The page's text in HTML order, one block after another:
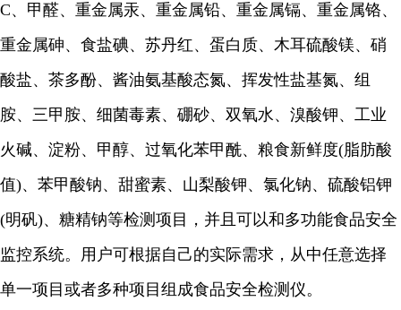
C、甲醛、重金属汞、重金属铅、重金属镉、重金属铬、
重金属砷、食盐碘、苏丹红、蛋白质、木耳硫酸镁、硝
酸盐、茶多酚、酱油氨基酸态氮、挥发性盐基氮、组
胺、三甲胺、细菌毒素、硼砂、双氧水、溴酸钾、工业
火碱、淀粉、甲醇、过氧化苯甲酰、粮食新鲜度(脂肪酸
值)、苯甲酸钠、甜蜜素、山梨酸钾、氯化钠、硫酸铝钾
(明矾)、糖精钠等检测项目，并且可以和多功能食品安全
监控系统。用户可根据自己的实际需求，从中任意选择
单一项目或者多种项目组成食品安全检测仪。